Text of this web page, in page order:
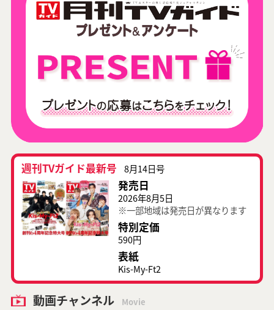
週刊TVガイド最新号 8月14日号
発売日
2026年8月5日
※一部地域は発売日が異なります
特別定価
590円
表紙
Kis-My-Ft2
動画チャンネル Movie